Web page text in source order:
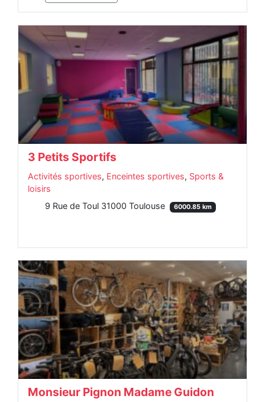
3 Petits Sportifs
Activités sportives, Enceintes sportives, Sports &
loisirs
9 Rue de Toul 31000 Toulouse
6000.85 km
Monsieur Pignon Madame Guidon